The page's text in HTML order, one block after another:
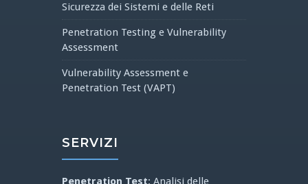
Sicurezza dei Sistemi e delle Reti
Penetration Testing e Vulnerability
Assessment
Vulnerability Assessment e
Penetration Test (VAPT)
SERVIZI
Penetration Test: Analisi delle